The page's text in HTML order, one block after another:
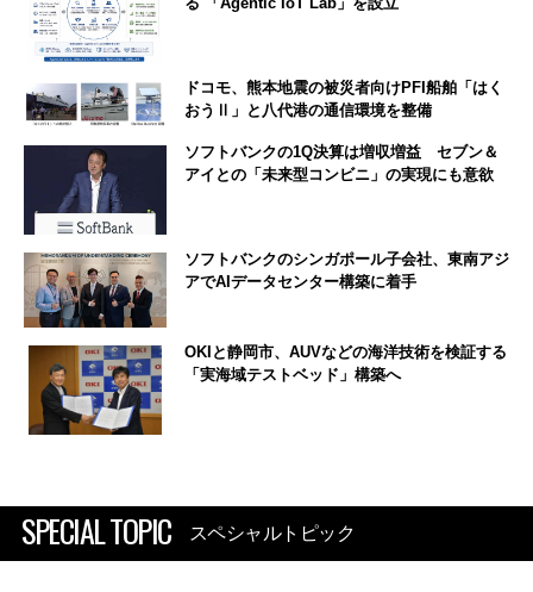
ドコモ、熊本地震の被災者向けPFI船舶「はく
おうⅡ」と八代港の通信環境を整備
ソフトバンクの1Q決算は増収増益 セブン＆
アイとの「未来型コンビニ」の実現にも意欲
ソフトバンクのシンガポール子会社、東南アジ
アでAIデータセンター構築に着手
OKIと静岡市、AUVなどの海洋技術を検証する
「実海域テストベッド」構築へ
SPECIAL TOPIC スペシャルトピック